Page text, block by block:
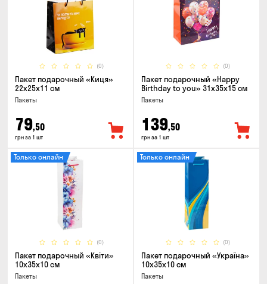
(0)
Пакет подарочный «Киця»
22x25x11 см
Пакеты
79,50
грн за 1 шт
(0)
Пакет подарочный «Happy
Birthday to you» 31x35x15 cм
Пакеты
139,50
грн за 1 шт
(0)
Только онлайн
Пакет подарочный «Квіти»
10x35x10 см
Пакеты
(0)
Только онлайн
Пакет подарочный «Україна»
10x35x10 см
Пакеты